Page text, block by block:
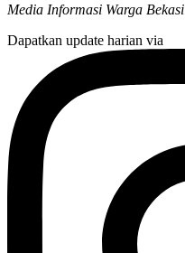
Media Informasi Warga Bekasi
Dapatkan update harian via